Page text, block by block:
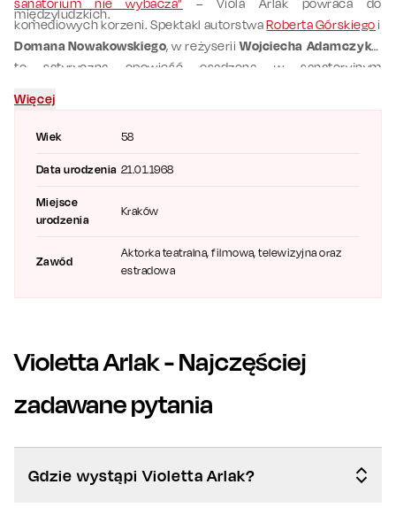
Wiek 58
Data urodzenia 21.01.1968
Miejsce
urodzenia
Kraków
Zawód
Aktorka teatralna, filmowa, telewizyjna oraz
estradowa
międzyludzkich.
sanatorium nie wybacza” – Viola Arlak powraca do
komediowych korzeni. Spektakl autorstwaRoberta Górskiegoi
Domana Nowakowskiego, w reżyseriiWojciecha Adamczyka
to satyryczna opowieść osadzona w sanatoryjnym
się w uczuciowe intrygi. Na scenie towarzyszą jej m.in.Beata
Olga Kowalska
Bogdan Kalus
Więcej
Violetta Arlak- Najczęściej
zadawane pytania
Gdzie wystąpi Violetta Arlak?